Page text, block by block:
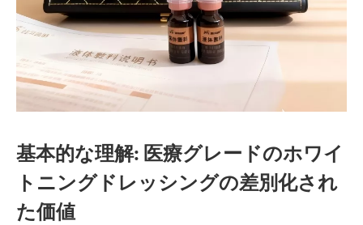
基本的な理解: 医療グレードのホワイ
トニングドレッシングの差別化され
た価値